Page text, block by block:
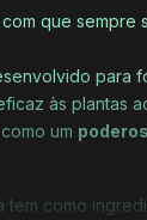
que sempre
para
às plantas
um
tem como